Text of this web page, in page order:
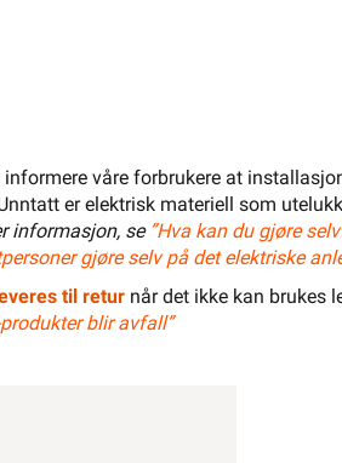
10+ på lager
ikke valgt, velg
Min butikk
i-Butikk
lagerstatus
i 10 av 32 butikker, selagerstatus
våre forbrukere at
er elektrisk materiell som
informasjon, se ”Hva kan du gjøre
gjøre selv på det elektriske
til retur når det ikke kan brukes
produkter blir avfall”